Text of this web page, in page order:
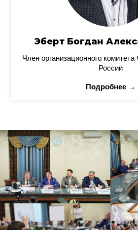
Эберт Богдан
Член организационного
России
Подробнее →